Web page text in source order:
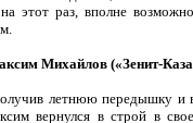
этот раз, вполне
Михайлов («Зенит-
летнюю передышку и
вернулся в строй в